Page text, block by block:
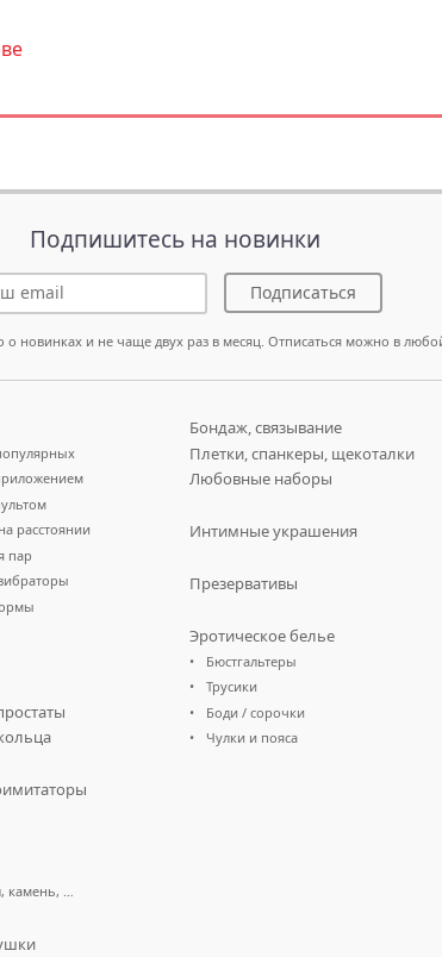
Подпишитесь на новинки
Подписаться
о новинках и не чаще двух раз в месяц. Отписаться можно в
расстоянии
пар
камень, …
Бондаж, связывание
Плетки, спанкеры, щекоталки
Любовные наборы
Интимные украшения
Презервативы
Эротическое белье
Бюстгальтеры
Трусики
Боди / сорочки
Чулки и пояса